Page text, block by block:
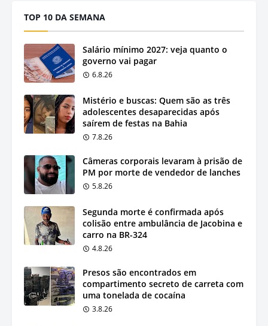
TOP 10 DA SEMANA
Salário mínimo 2027: veja quanto o
governo vai pagar
6.8.26
Mistério e buscas: Quem são as três
adolescentes desaparecidas após
saírem de festas na Bahia
7.8.26
Câmeras corporais levaram à prisão de
PM por morte de vendedor de lanches
5.8.26
Segunda morte é confirmada após
colisão entre ambulância de Jacobina e
carro na BR-324
4.8.26
Presos são encontrados em
compartimento secreto de carreta com
uma tonelada de cocaína
3.8.26